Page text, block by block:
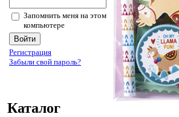
Запомнить меня на этом
компьютере
Регистрация
Забыли свой пароль?
Каталог